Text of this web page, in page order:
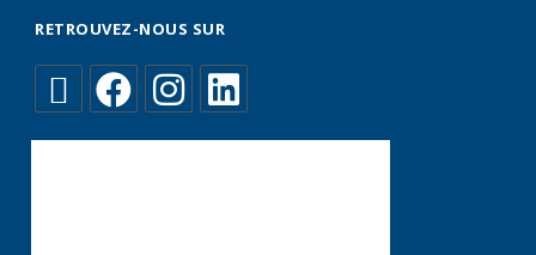
RETROUVEZ-NOUS SUR